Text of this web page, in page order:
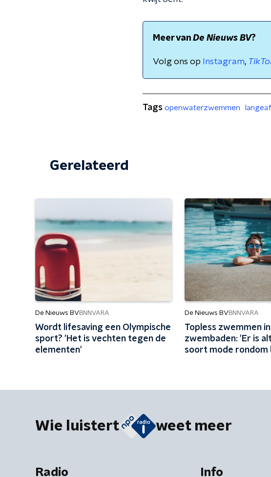
Meer van De Nieuws BV?
Volg ons op Instagram,
Tags openwaterzwemmen
Gerelateerd
De Nieuws BVBNNVARA
Wordt lifesaving een Olympische
sport? 'Het is vechten tegen de
elementen'
De Nieuws BVBNNVARA
Topless zwemmen in
zwembaden: 'Er is
soort mode rondom
Wie luistert weet meer
Radio Info